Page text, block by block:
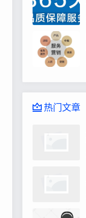
热门文章